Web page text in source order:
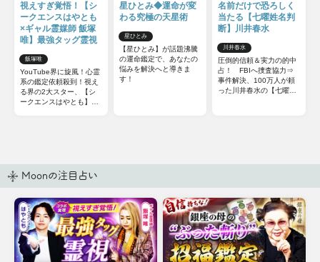
視えすぎ覚悟！【シ
ークエンスはやとも
×ギャル霊媒師 飯塚
唯】最強タッグ霊視
飯塚唯
YouTube界に旋風！心霊
系の鑑定依頼殺到！視え
る界の2大スター、【シ
ークエンスはやとも】
星ひとみ◆運命が変
わる究極の天星術
星ひとみ
【星ひとみ】が話題沸騰
の運命鑑定で、あなたの
悩みを解決へと導きま
す！
名前だけで恐ろしく
当たる【七曜姓名判
断】川井春水
川井春水
圧倒的信頼＆実力の的中
占！ FBIへ捜査協力⇒
事件解決、100万人が頼
った川井春水の【七曜姓
Moonの注目占い